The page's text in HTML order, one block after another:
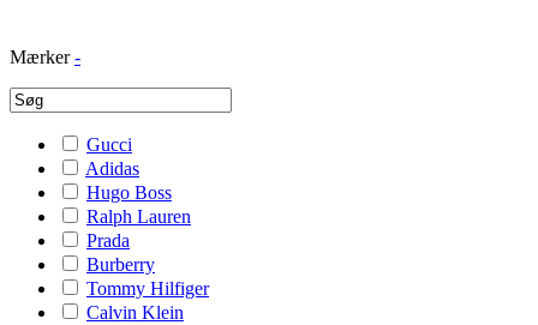
Mærker -
Gucci
Adidas
Hugo Boss
Ralph Lauren
Prada
Burberry
Tommy Hilfiger
Calvin Klein